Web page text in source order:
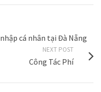
cá nhân tại Đà Nẵng
NEXT POST
Công Tác Phí